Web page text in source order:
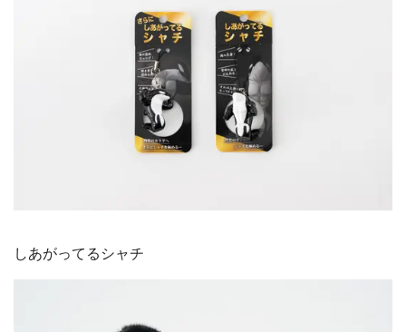
しあがってるシャチ